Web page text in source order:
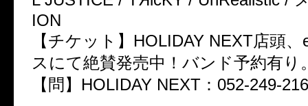
ION
【チケット】HOLIDAY NEXT店頭
スにて絶賛発売中！バンド予約有り
【問】HOLIDAY NEXT：052-249-